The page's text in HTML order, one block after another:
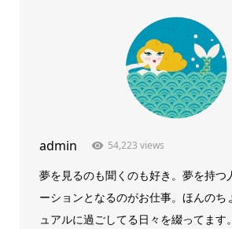
admin 54,223 views
夢を見るのも聞くのも好き。夢を持つ
ーションとなるのがお仕事。ほんのち
ュアルに過ごしてる日々を綴ってま